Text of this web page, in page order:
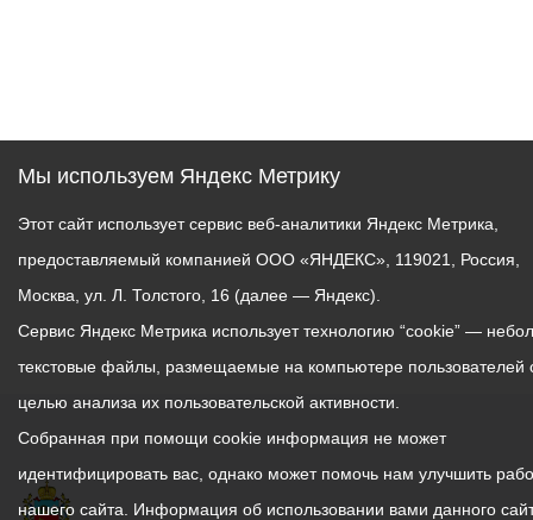
Мы используем Яндекс Метрику
Этот сайт использует сервис веб-аналитики Яндекс Метрика,
предоставляемый компанией ООО «ЯНДЕКС», 119021, Россия,
Москва, ул. Л. Толстого, 16 (далее — Яндекс).
Сервис Яндекс Метрика использует технологию “cookie” —
текстовые файлы, размещаемые на компьютере пользователей
целью анализа их пользовательской активности.
Собранная при помощи cookie информация не может
идентифицировать вас, однако может помочь нам улучшить
нашего сайта. Информация об использовании вами данного